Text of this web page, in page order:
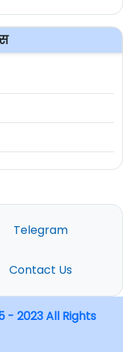
Telegram
Contact Us
- 2023 All Rights